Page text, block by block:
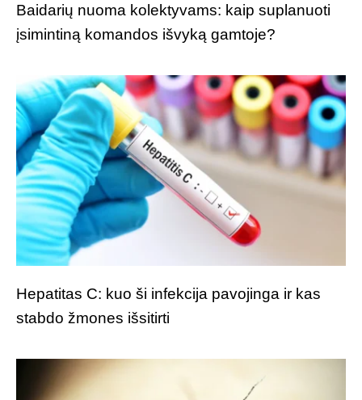
Baidarių nuoma kolektyvams: kaip suplanuoti
įsimintiną komandos išvyką gamtoje?
Hepatitas C: kuo ši infekcija pavojinga ir kas
stabdo žmones išsitirti